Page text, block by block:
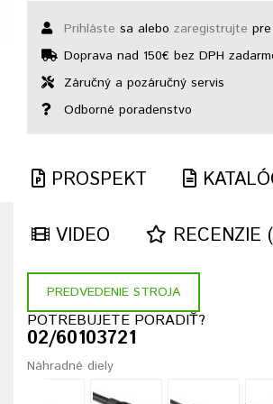
Prihláste sa alebo zaregistrujte
Doprava nad 150€ bez DPH
Záručný a pozáručný servis
Odborné poradenstvo
PROSPEKT
VIDEO RECENZIE
PREDVEDENIE STROJA
POTREBUJETE PORADIŤ?
02/60103721
Náhradné diely